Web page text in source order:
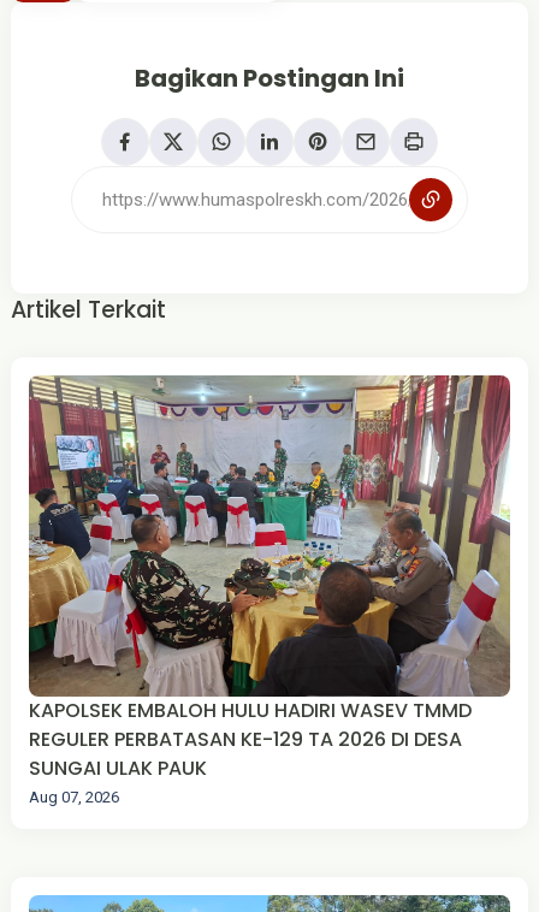
Bagikan Postingan Ini
Artikel Terkait
KAPOLSEK EMBALOH HULU HADIRI WASEV TMMD
REGULER PERBATASAN KE-129 TA 2026 DI DESA
SUNGAI ULAK PAUK
Aug 07, 2026